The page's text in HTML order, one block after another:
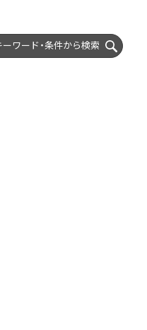
ーワード・条件から検索